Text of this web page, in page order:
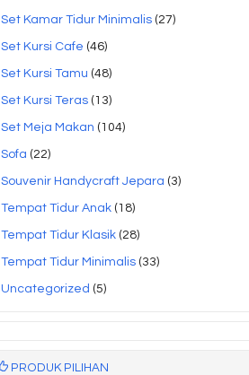
Set Kamar Tidur Minimalis(27)
Set Kursi Cafe (46)
Set Kursi Tamu (48)
Set Kursi Teras(13)
Set Meja Makan (104)
Sofa (22)
Souvenir Handycraft Jepara (3)
Tempat Tidur Anak(18)
Tempat Tidur Klasik(28)
Tempat Tidur Minimalis(33)
Uncategorized (5)
PRODUK PILIHAN